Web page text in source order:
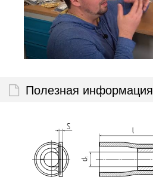
Полезная информация